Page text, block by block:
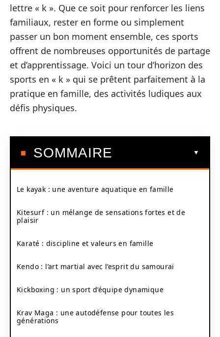
lettre « k ». Que ce soit pour renforcer les liens
familiaux, rester en forme ou simplement
passer un bon moment ensemble, ces sports
offrent de nombreuses opportunités de partage
et d’apprentissage. Voici un tour d’horizon des
sports en « k » qui se prêtent parfaitement à la
pratique en famille, des activités ludiques aux
défis physiques.
SOMMAIRE
Le kayak : une aventure aquatique en famille
Kitesurf : un mélange de sensations fortes et de
plaisir
Karaté : discipline et valeurs en famille
Kendo : l’art martial avec l’esprit du samouraï
Kickboxing : un sport d’équipe dynamique
Krav Maga : une autodéfense pour toutes les
générations